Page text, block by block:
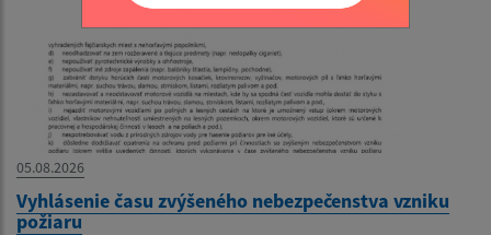
05.08.2026
Vyhlásenie času zvýšeného nebezpečenstva vzniku
požiaru